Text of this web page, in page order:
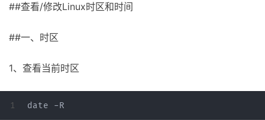
##查看/修改Linux时区和时间
##一、时区
1、查看当前时区